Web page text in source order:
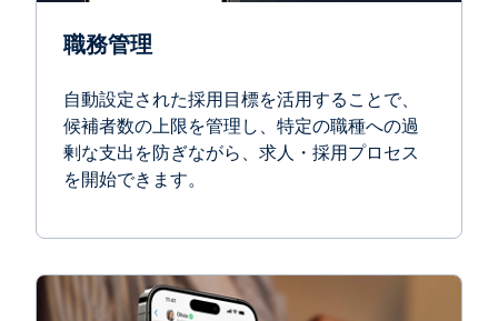
職務管理
自動設定された採用目標を活用することで、
候補者数の上限を管理し、特定の職種への過
剰な支出を防ぎながら、求人・採用プロセス
を開始できます。